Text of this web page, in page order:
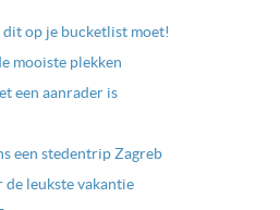
op je bucketlist moet!
mooiste plekken
een aanrader is
een stedentrip Zagreb
leukste vakantie